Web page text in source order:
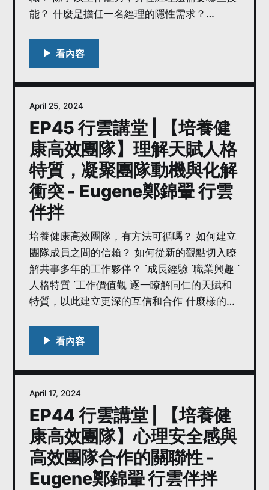
能？ 什麼是擔任一名經理的隱性需求？
的基本功 ＃優駿企管顧問有限公司
EP45 行雲講堂 | 【培養健
康高效團隊】理解天賦人格
特質，凝聚團隊動機與化解
衝突 - Eugene鄭錦翬 行雲
伴拌
培養健康高效團隊，有方法可循嗎？ 如何建立
團隊成員之間的信賴？ 如何從新的觀點切入瞭
解共事多年的工作夥伴？ ˙成長經驗 ˙職業興趣 ˙
人格特質 ˙工作價值觀 逐一瞭解同仁的天賦和
特質，以此建立更深的互信和合作 什麼樣的衝
April 25, 2024
EP44 行雲講堂 | 【培養健
康高效團隊】心理安全感與
高效團隊合作的關聯性 -
Eugene鄭錦翬 行雲伴拌
April 17, 2024